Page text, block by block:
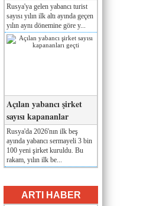
Rusya'ya gelen yabancı turist
sayısı yılın ilk altı ayında geçen
yılın aynı dönemine göre y...
Açılan yabancı şirket
sayısı kapananlar
Rusya'da 2026'nın ilk beş
ayında yabancı sermayeli 3 bin
100 yeni şirket kuruldu. Bu
rakam, yılın ilk be...
ARTI HABER